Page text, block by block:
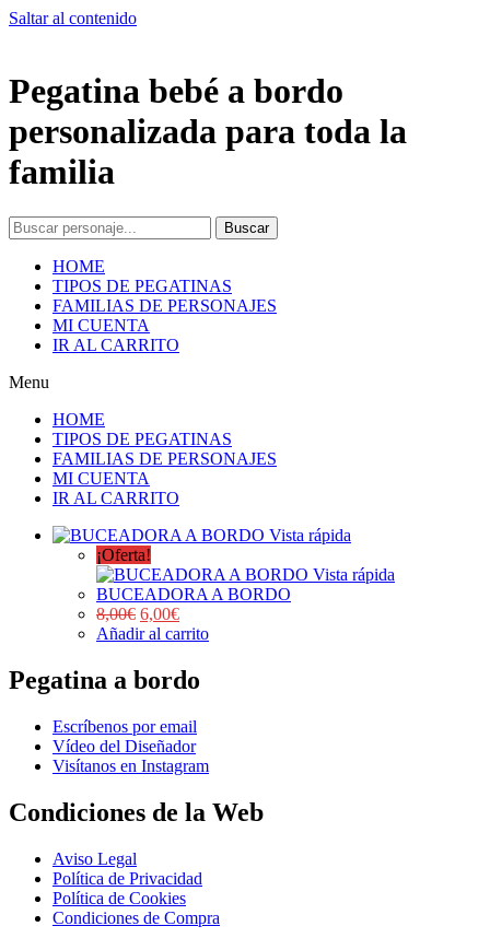
Saltar al contenido
Pegatina bebé a bordo
personalizada para toda la
familia
Buscar
HOME
TIPOS DE PEGATINAS
FAMILIAS DE PERSONAJES
MI CUENTA
IR AL CARRITO
Menu
HOME
TIPOS DE PEGATINAS
FAMILIAS DE PERSONAJES
MI CUENTA
IR AL CARRITO
Vista rápida
¡Oferta!
Vista rápida
BUCEADORA A BORDO
8,00€ 6,00€
Añadir al carrito
Pegatina a bordo
Escríbenos por email
Vídeo del Diseñador
Visítanos en Instagram
Condiciones de la Web
Aviso Legal
Política de Privacidad
Política de Cookies
Condiciones de Compra